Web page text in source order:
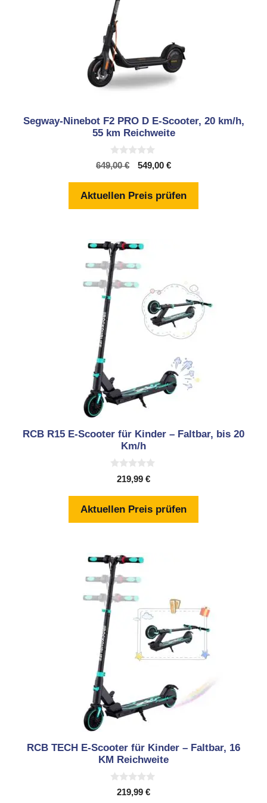
Segway-Ninebot F2 PRO D E-Scooter, 20 km/h,
55 km Reichweite
0
v
5
649,00€
Ursprünglicher
war:
649,00 €
549,00 €Aktueller
ist:
Aktuellen Preis prüfen
RCB R15 E-Scooter für Kinder – Faltbar, bis 20
Km/h
5
219,99 €
Aktuellen Preis prüfen
RCB TECH E-Scooter für Kinder – Faltbar, 16
KM Reichweite
219,99 €